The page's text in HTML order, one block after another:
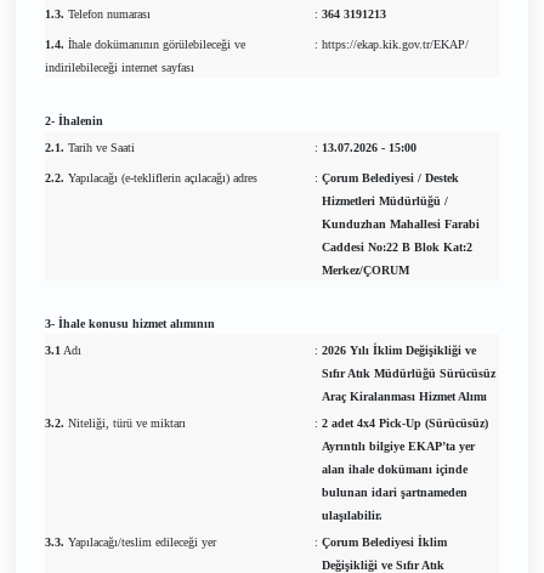
1.3. Telefon numarası : 364 3191213
1.4. İhale dokümanının görülebileceği ve
indirilebileceği internet sayfası
: https://ekap.kik.gov.tr/EKAP/
2- İhalenin
2.1. Tarih ve Saati : 13.07.2026 - 15:00
2.2. Yapılacağı (e-tekliflerin açılacağı) adres : Çorum Belediyesi / Destek
Hizmetleri Müdürlüğü /
Kunduzhan Mahallesi Farabi
Caddesi No:22 B Blok Kat:2
Merkez/ÇORUM
3- İhale konusu hizmet alımının
3.1 Adı : 2026 Yılı İklim Değişikliği ve
Sıfır Atık Müdürlüğü Sürücüsüz
Araç Kiralanması Hizmet Alımı
3.2. Niteliği, türü ve miktarı : 2 adet 4x4 Pick-Up (Sürücüsüz)
Ayrıntılı bilgiye EKAP’ta yer
alan ihale dokümanı içinde
bulunan idari şartnameden
ulaşılabilir.
3.3. Yapılacağı/teslim edileceği yer : Çorum Belediyesi İklim
Değişikliği ve Sıfır Atık